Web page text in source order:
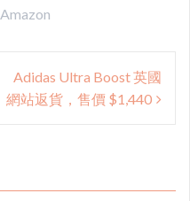
Amazon
Adidas Ultra Boost 英國
網站返貨，售價 $1,440